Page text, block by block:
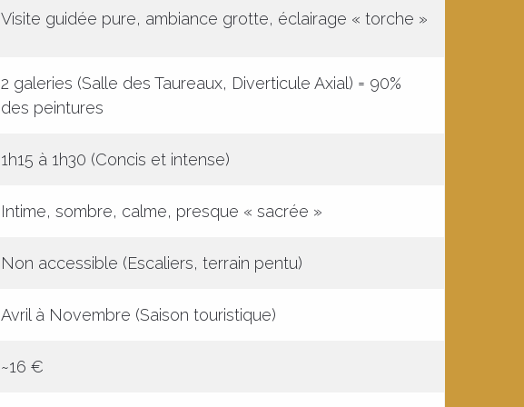
Visite guidée pure, ambiance grotte, éclairage « torche »
2 galeries (Salle des Taureaux, Diverticule Axial) = 90%
des peintures
1h15 à 1h30 (Concis et intense)
Intime, sombre, calme, presque « sacrée »
Non accessible (Escaliers, terrain pentu)
Avril à Novembre (Saison touristique)
~16 €